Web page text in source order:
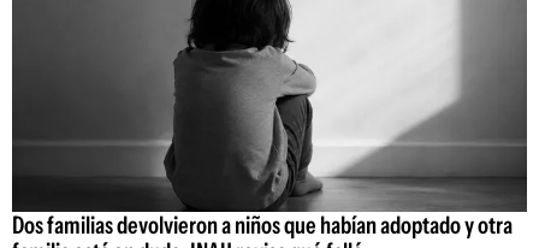
Dos familias devolvieron a niños que habían adoptado y otra